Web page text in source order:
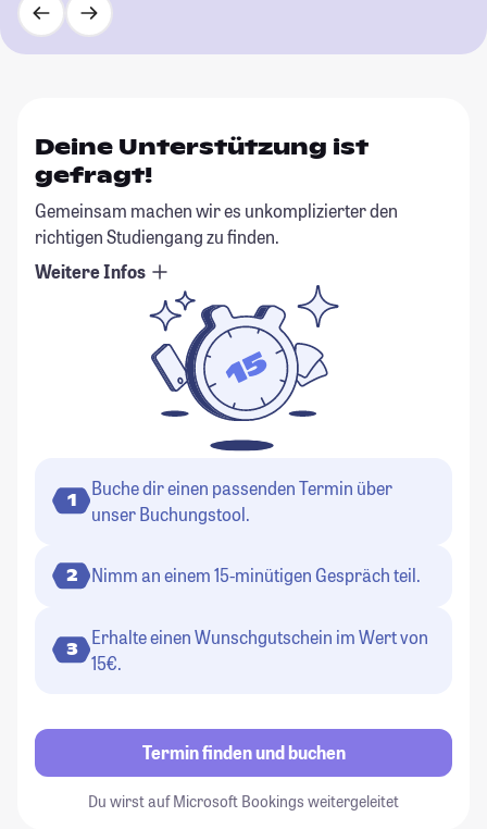
Deine Unterstützung ist
gefragt!
Gemeinsam machen wir es unkomplizierter den
richtigen Studiengang zu finden.
Weitere Infos
1
Buche dir einen passenden Termin über
unser Buchungstool.
2 Nimm an einem 15-minütigen Gespräch teil.
3
Erhalte einen Wunschgutschein im Wert von
15€.
Termin finden und buchen
Du wirst auf Microsoft Bookings weitergeleitet